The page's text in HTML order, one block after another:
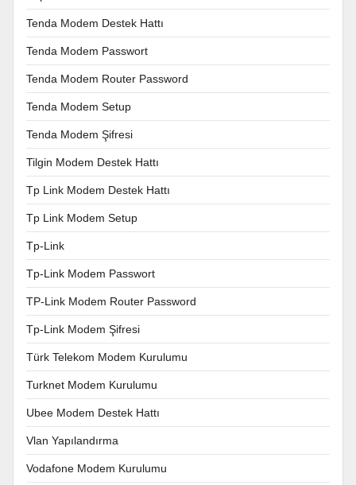
Tenda Modem Destek Hattı
Tenda Modem Passwort
Tenda Modem Router Password
Tenda Modem Setup
Tenda Modem Şifresi
Tilgin Modem Destek Hattı
Tp Link Modem Destek Hattı
Tp Link Modem Setup
Tp-Link
Tp-Link Modem Passwort
TP-Link Modem Router Password
Tp-Link Modem Şifresi
Türk Telekom Modem Kurulumu
Turknet Modem Kurulumu
Ubee Modem Destek Hattı
Vlan Yapılandırma
Vodafone Modem Kurulumu